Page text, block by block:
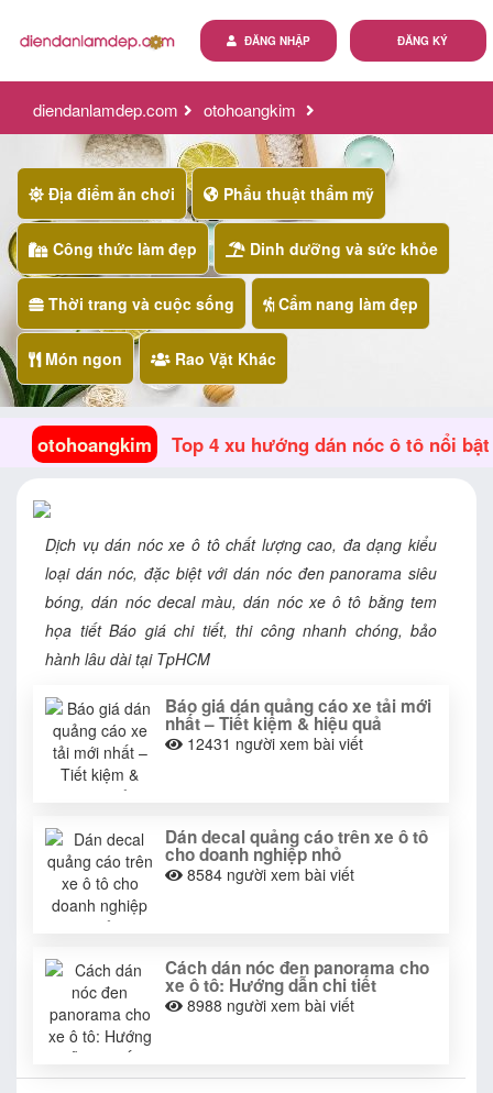
ĐĂNG KÝ
ĐĂNG NHẬP
diendanlamdep.com
otohoangkim
top 4 xu hướng dán nóc ô tô nổi bật
Địa điểm ăn chơi Phẩu thuật thẩm mỹ
Công thức làm đẹp Dinh dưỡng và sức khỏe
Thời trang và cuộc sống Cẩm nang làm đẹp
Món ngon Rao Vặt Khác
otohoangkim Top 4 xu hướng dán nóc ô tô nổi bật
Dịch vụ dán nóc xe ô tô chất lượng cao, đa dạng kiểu
loại dán nóc, đặc biệt với dán nóc đen panorama siêu
bóng, dán nóc decal màu, dán nóc xe ô tô bằng tem
họa tiết Báo giá chi tiết, thi công nhanh chóng, bảo
hành lâu dài tại TpHCM
Báo giá dán quảng cáo xe tải mới
nhất – Tiết kiệm & hiệu quả
12431 người xem bài viết
Dán decal quảng cáo trên xe ô tô
cho doanh nghiệp nhỏ
8584 người xem bài viết
Cách dán nóc đen panorama cho
xe ô tô: Hướng dẫn chi tiết
8988 người xem bài viết